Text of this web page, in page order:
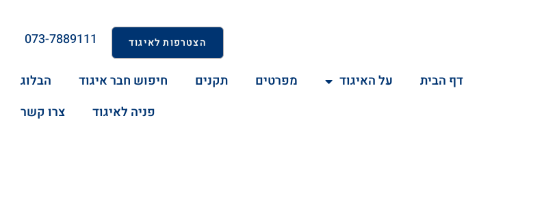
הצטרפות לאיגוד 073-7889111
דף הבית על האיגוד מפרטים תקנים חיפוש חבר איגוד
הבלוג
פניה לאיגוד
צרו קשר